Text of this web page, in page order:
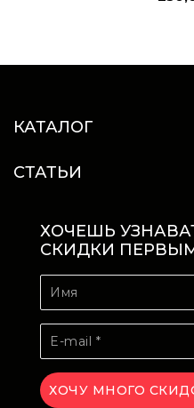
КАТАЛОГ
СТАТЬИ
ХОЧЕШЬ
СКИДКИ